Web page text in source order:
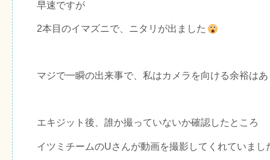
早速ですが
2本目のイマズニで、ニタリが出ました
マジで一瞬の出来事で、私はカメラを向ける余裕は
エキジット後、誰か撮っていないか確認したところ
イツミチームのUさんが動画を撮影してくれていまし